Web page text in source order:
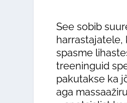
See sobib
harrastajatele,
spasme
treeninguid
pakutakse ka
aga